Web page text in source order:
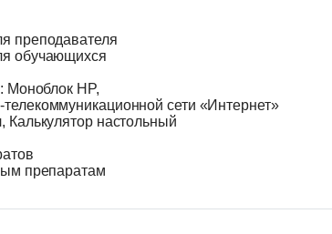
преподавателя
обучающихся
Моноблок HP,
сети «Интернет»
настольный
препаратам